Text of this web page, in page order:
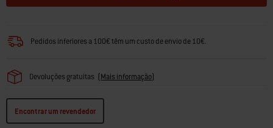
Pedidos inferiores a 100€ têm um custo de envio de 10€.
Devoluções gratuitas (Mais informação)
Encontrar um revendedor